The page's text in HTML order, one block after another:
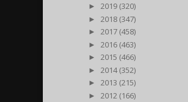
►
2019 (320)
►
2018 (347)
►
2017 (458)
►
2016 (463)
►
2015 (466)
►
2014 (352)
►
2013 (215)
►
2012 (166)